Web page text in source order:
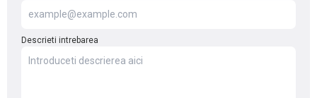
Descrieti intrebarea